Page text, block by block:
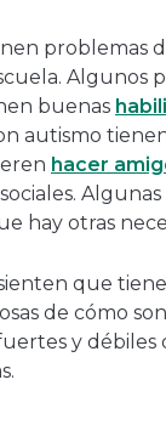
problemas
Algunos
buenas
autismo
hacer
hay otras
que
de cómo
y débiles